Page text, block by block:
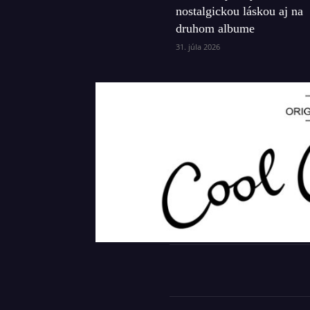
nostalgickou láskou aj na
druhom albume
31. júla 2026